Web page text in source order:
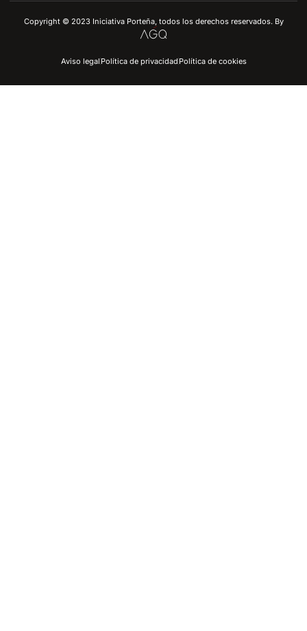
Copyright © 2023 Iniciativa Porteña, todos los derechos reservados. By
Aviso legalPolítica de privacidadPolítica de cookies